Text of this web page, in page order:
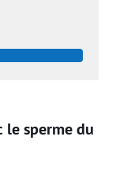
sperme du